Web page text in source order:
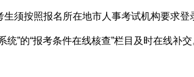
须按照报名所在地市人事考试机构要求登
”的“报考条件在线核查”栏目及时在线补